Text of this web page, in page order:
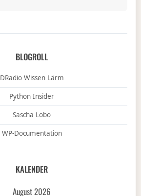
BLOGROLL
DRadio Wissen Lärm
Python Insider
Sascha Lobo
WP-Documentation
KALENDER
August 2026